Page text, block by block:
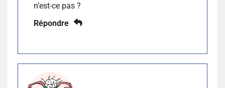
n’est-ce pas ?
Répondre